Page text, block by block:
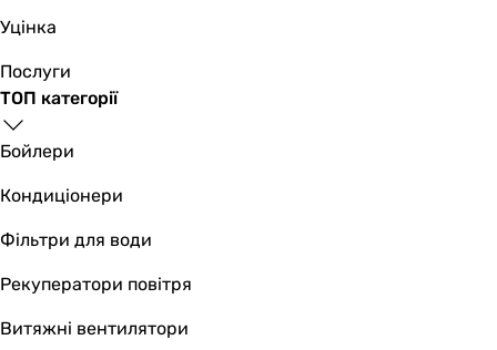
Уцінка
Послуги
ТОП категорії
Бойлери
Кондиціонери
Фільтри для води
Рекуператори повітря
Витяжні вентилятори